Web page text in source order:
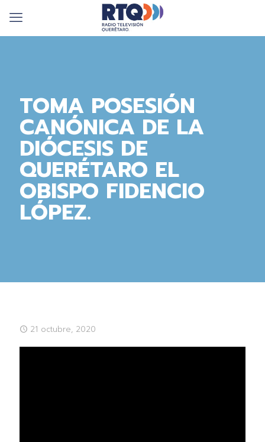
TOMA POSESIÓN
CANÓNICA DE LA
DIÓCESIS DE
QUERÉTARO EL
OBISPO FIDENCIO
LÓPEZ.
21 octubre, 2020